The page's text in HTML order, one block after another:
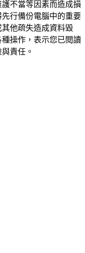
不當等因素而造成損
行備份電腦中的重要
他疏失造成資料毀
操作，表示您已閱讀
責任。